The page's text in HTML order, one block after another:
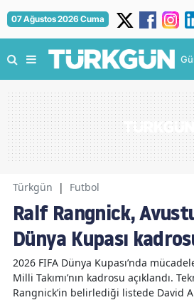
07 Ağustos 2026 Cuma
Türkgün | Futbol
Ralf Rangnick,
Dünya Kupası
2026 FIFA Dünya Kupası’nda
Milli Takımı’nın kadrosu açıklandı.
Rangnick’in belirlediği listede David